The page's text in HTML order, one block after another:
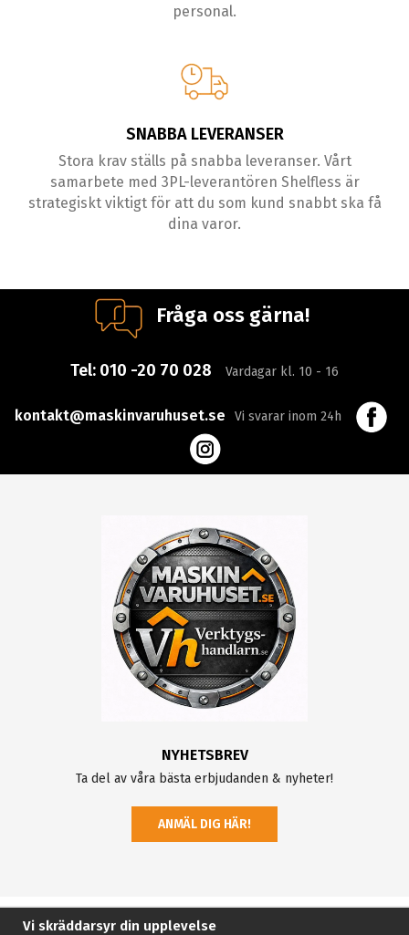
personal.
SNABBA LEVERANSER
Stora krav ställs på snabba leveranser. Vårt
samarbete med 3PL-leverantören Shelfless är
strategiskt viktigt för att du som kund snabbt ska få
dina varor.
Fråga oss gärna!
Tel: 010 -20 70 028 Vardagar kl. 10 - 16
kontakt@maskinvaruhuset.se Vi svarar inom 24h
NYHETSBREV
Ta del av våra bästa erbjudanden & nyheter!
ANMÄL DIG HÄR!
Vi skräddarsyr din upplevelse